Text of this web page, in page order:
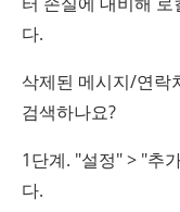
다.
삭제된 메시지/연락
검색하나요?
1단계. "설정" > "추
다.